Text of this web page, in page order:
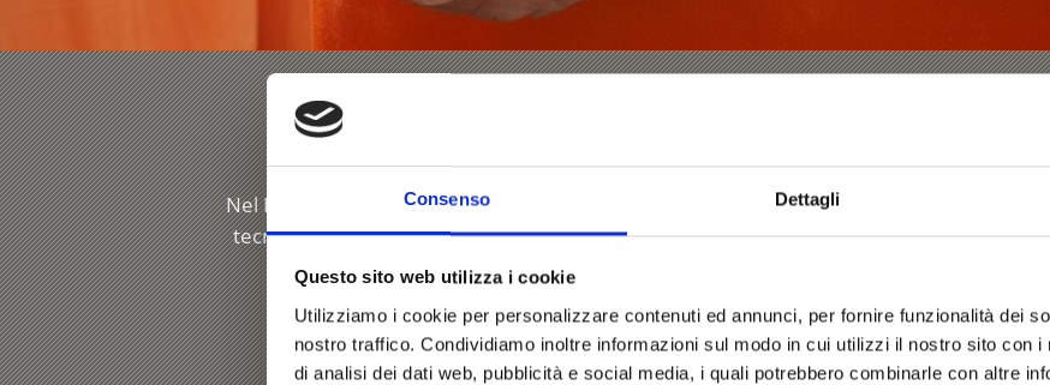
Consenso Dettagli
Questo sito web utilizza i cookie
Utilizziamo i cookie per personalizzare contenuti ed annunci, per fornire funzionalità dei
nostro traffico. Condividiamo inoltre informazioni sul modo in cui utilizzi il nostro sito con
di analisi dei dati web, pubblicità e social media, i quali potrebbero combinarle con altre
Nel Mondo del Marmo di Lasa, la storia del marmo bianco prende vita. Pannelli
tecniche di lavorazione. Nel parco delle sculture, si ammirano opere d’arte in marmo.
una sabbiera di marmo offrono relax. Si può anche provare a lavorare
Saperne di più